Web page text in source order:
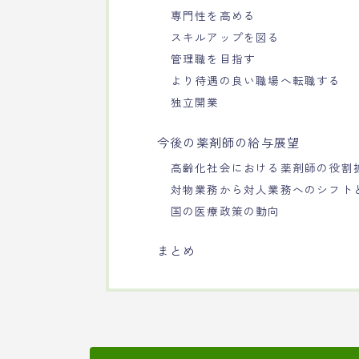
専門性を高める
スキルアップを図る
管理職を目指す
より待遇の良い職場へ転職する
独立開業
今後の薬剤師の給与展望
高齢化社会における薬剤師の役割
対物業務から対人業務へのシフト
国の医療政策の動向
まとめ